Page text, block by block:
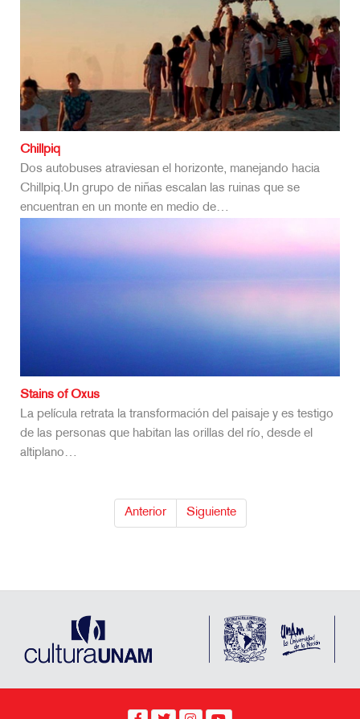
Chillpiq
Dos autobuses atraviesan el horizonte, manejando hacia
Chillpiq.Un grupo de niñas escalan las ruinas que se
encuentran en un monte en medio de…
Stains of Oxus
La película retrata la transformación del paisaje y es testigo
de las personas que habitan las orillas del río, desde el
altiplano…
Anterior Siguiente